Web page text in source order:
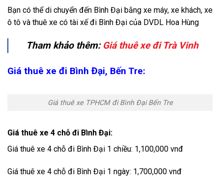
Bạn có thể di chuyển đến Bình Đại bằng xe máy, xe khách, xe
ô tô và thuê xe có tài xế đi Bình Đại của DVDL Hoa Hùng
Tham khảo thêm: Giá thuê xe đi Trà Vinh
Giá thuê xe đi Bình Đại, Bến Tre:
Giá thuê xe TPHCM đi Bình Đại Bến Tre
Giá thuê xe 4 chỗ đi Bình Đại:
Giá thuê xe 4 chỗ đi Bình Đại 1 chiều: 1,100,000 vnđ
Giá thuê xe 4 chỗ đi Bình Đại 1 ngày: 1,700,000 vnđ